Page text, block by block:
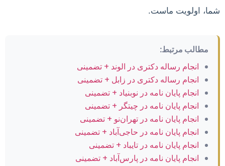
شما، اولویت ماست.
مطالب مرتبط:
انجام رساله دکتری در الوند + تضمینی
انجام رساله دکتری در زابل + تضمینی
انجام پایان نامه در نوبنیاد + تضمینی
انجام پایان نامه در چیتگر + تضمینی
انجام پایان نامه در تهران‌نو + تضمینی
انجام پایان نامه در حاجی‌آباد + تضمینی
انجام پایان نامه در تایباد + تضمینی
انجام پایان نامه در پارس‌آباد + تضمینی